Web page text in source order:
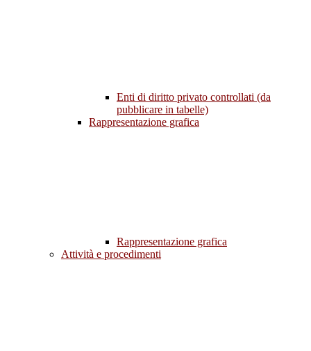
Enti di diritto privato controllati (da
pubblicare in tabelle)
Rappresentazione grafica
Rappresentazione grafica
Attività e procedimenti